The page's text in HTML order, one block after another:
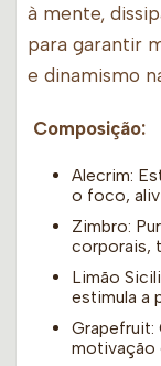
à mente,
para garantir
e dinamismo
Composição:
Alecrim:
o foco,
Zimbro:
corporais,
Limão
estimula a
Grapefruit:
motivação